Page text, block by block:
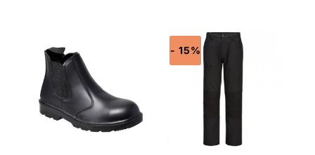
17,11 €.
14,48 €.
- 15%